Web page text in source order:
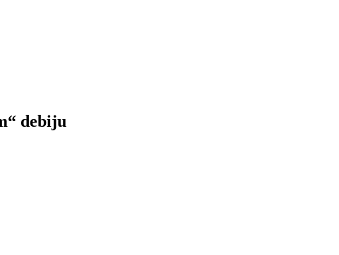
debiju